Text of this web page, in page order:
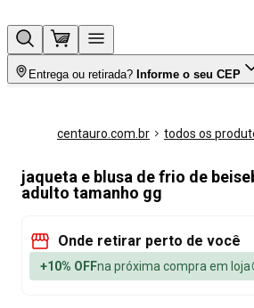
Entrega ou retirada? Informe o seu CEP
centauro.com.br todos os
jaqueta e blusa de frio de
adulto tamanho gg
Onde retirar perto de você
+10% OFFna próxima compra em loja